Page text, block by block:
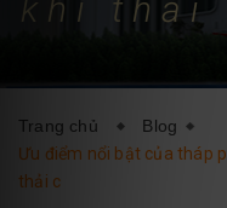
BLOG
khí thải
Trang chủ
Blog
Ưu điểm nổi bật của tháp
thải c